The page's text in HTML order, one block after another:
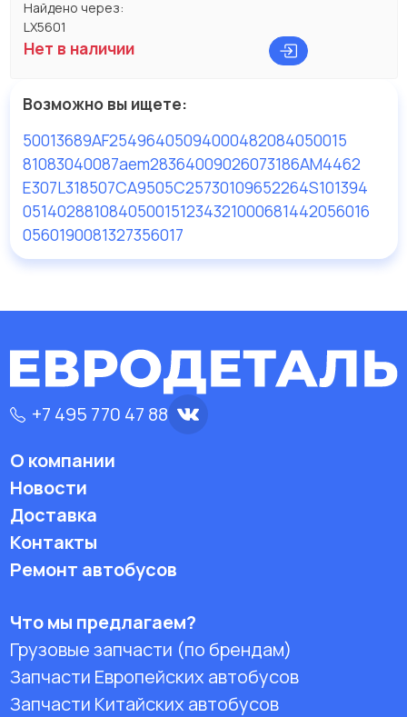
Найдено через:
LX5601
Нет в наличии
Возможно вы ищете:
50013689AF25496405094000482084050015
81083040087aem28364009026073186AM4462
E307L318507CA9505C25730109652264S101394
0514028810840500151234321000681442056016
0560190081327356017
+7 495 770 47 88
О компании
Новости
Доставка
Контакты
Ремонт автобусов
Что мы предлагаем?
Грузовые запчасти (по брендам)
Запчасти Европейских автобусов
Запчасти Китайских автобусов